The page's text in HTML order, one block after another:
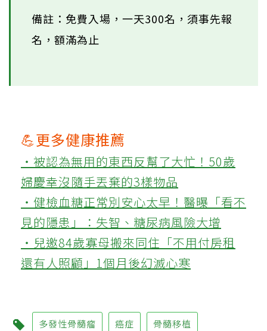
備註：免費入場，一天300名，須事先報
名，額滿為止
💪更多健康推薦
‧被認為無用的東西反幫了大忙！50歲
婦慶幸沒隨手丟棄的3樣物品
‧健檢血糖正常別安心太早！醫曝「看不
見的隱患」：失智、糖尿病風險大增
‧兒邀84歲寡母搬來同住「不用付房租
還有人照顧」1個月後幻滅心寒
多發性骨髓瘤 癌症 骨髓移植